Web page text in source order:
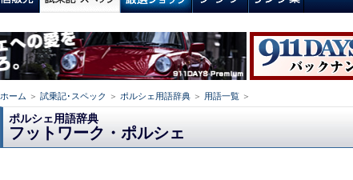
ホーム ＞ 試乗記･スペック ＞ ポルシェ用語辞典 ＞ 用語一覧 ＞
ポルシェ用語辞典
フットワーク・ポルシェ